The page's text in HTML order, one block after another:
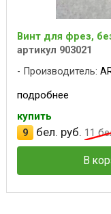
Винт для фрез,
артикул 903021
Производитель:
подробнее
купить
9
бел. руб. 11
В